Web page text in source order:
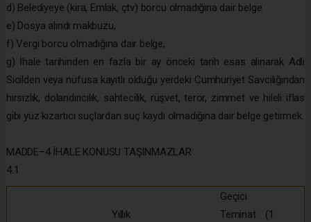
d) Belediyeye (kira, Emlak, çtv) borcu olmadığına dair belge
e) Dosya alındı makbuzu,
f) Vergi borcu olmadığına dair belge,
g) İhale tarihinden en fazla bir ay önceki tarih esas alınarak Adli
Sicilden veya nüfusa kayıtlı olduğu yerdeki Cumhuriyet Savcılığından
hırsızlık, dolandırıcılık, sahtecilik, rüşvet, terör, zimmet ve hileli iflas
gibi yüz kızartıcı suçlardan suç kaydı olmadığına dair belge getirmek.
MADDE–4 İHALE KONUSU TAŞINMAZLAR
4.1
Yıllık
Geçici
Teminat (1